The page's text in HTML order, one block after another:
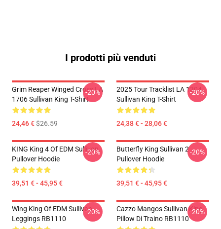
I prodotti più venduti
Grim Reaper Winged Cross LA
1706 Sullivan King T-Shirt
24,46 €$26.59
-20%
2025 Tour Tracklist LA 1304
Sullivan King T-Shirt
24,38 € - 28,06 €
-20%
KING King 4 Of EDM Sullivan
Pullover Hoodie
39,51 € - 45,95 €
-20%
Butterfly King Sullivan 2
Pullover Hoodie
39,51 € - 45,95 €
-20%
Wing King Of EDM Sullivan
Leggings RB1110
-20%
Cazzo Mangos Sullivan King
Pillow Di Traino RB1110
-20%